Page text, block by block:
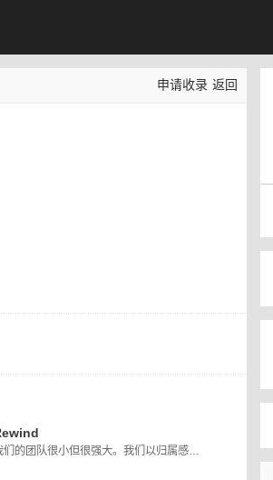
申请收录 返回
我们的团队很小但很强大。我们以归属感、热情和坦率为重点进行协作。我们在丹佛、纽约、旧金山、洛杉矶、奥斯汀和波特兰远程工作。